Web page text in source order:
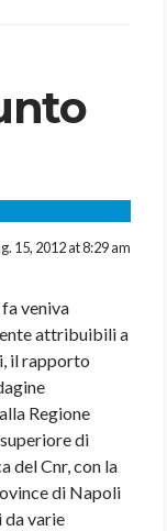
15, 2012 at 8:29 am
veniva
attribuibili a
il rapporto
Regione
di
del Cnr, con la
di Napoli
da varie